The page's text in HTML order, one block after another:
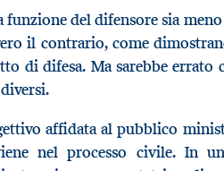
funzione del difensore sia
il contrario, come
di difesa. Ma sarebbe errato
affidata al pubblico
nel processo civile. In